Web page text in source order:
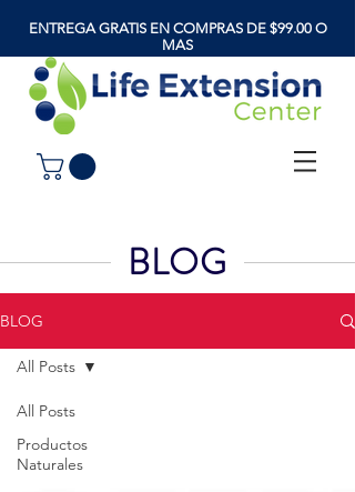
ENTREGA GRATIS EN COMPRAS DE $99.00 O
MAS
BLOG
BLOG
All Posts
Productos
Naturales
All Posts